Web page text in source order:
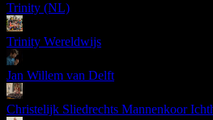
Trinity (NL)
Trinity Wereldwijs
Jan Willem van Delft
Christelijk Sliedrechts Mannenkoor